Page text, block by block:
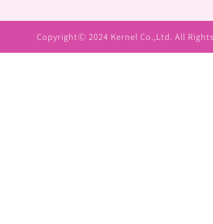
CopyrightⒸ 2024 Kernel Co.,Ltd. All